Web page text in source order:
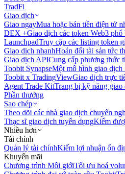
TradFi
Giao dịch
Giao ngayMua hoặc bán tiền điện tử
DEX +Giao dịch các token Web3
LaunchpadTruy cập các listing token
Giao dịch nhanhHoán đổi tài sản tức
Giao dịch APICung cấp phương thức
Toobit SynapseMột mô hình giao
Toobit x TradingViewGiao dịch trực
Agent Trade KitTrang bị kỹ năng
Phần thưởng
Sao chép
Theo dõi các nhà giao dịch chuyên
Thạc sĩ giao dịch tuyển dụngKiếm
Nhiều hơn
Tài chính
Quản lý tài chínhKiếm lợi nhuận ổn
Khuyến mãi
Chương trình Môi giớiTối ưu hoá